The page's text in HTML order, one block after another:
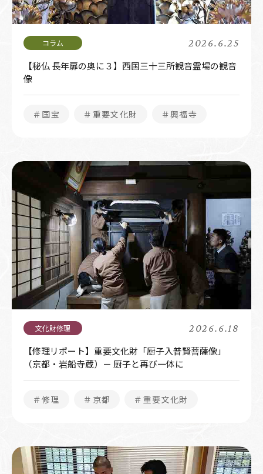
2026.6.25
【秘仏 長年扉の奥に３】西国三十三所観音霊場の観音
像
＃国宝 ＃重要文化財 ＃興福寺
2026.6.18
【修理リポート】重要文化財「厨子入普賢菩薩像」
（京都・岩船寺蔵）－ 厨子と再び一体に
＃修理 ＃京都 ＃重要文化財